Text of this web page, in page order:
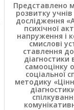
Представлено
розвитку
дослідження
психічної
напруження і
смислові
ставлення
діагностики
самооцінку
соціальної
методику